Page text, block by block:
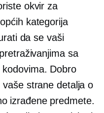
okvir za
kategorija
da se vaši
sa
Dobro
vaše strane detalja o
izrađene predmete.